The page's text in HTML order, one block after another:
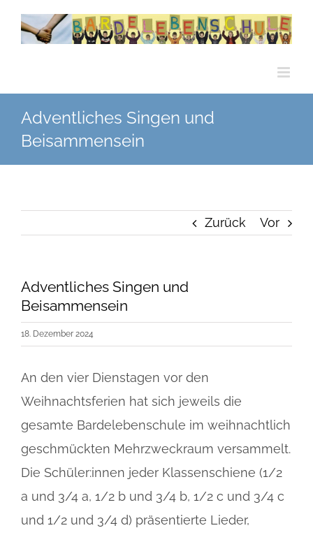
Zum
Inhalt
Adventliches Singen und
Beisammensein
Zurück Vor
Adventliches Singen und
Beisammensein
18. Dezember 2024
An den vier Dienstagen vor den
Weihnachtsferien hat sich jeweils die
gesamte Bardelebenschule im weihnachtlich
geschmückten Mehrzweckraum versammelt.
Die Schüler:innen jeder Klassenschiene (1/2
a und 3/4 a, 1/2 b und 3/4 b, 1/2 c und 3/4 c
und 1/2 und 3/4 d) präsentierte Lieder,